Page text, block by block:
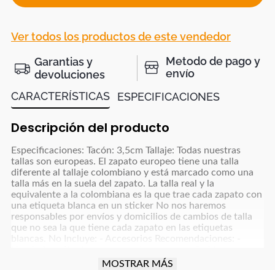
Ver todos los productos de este vendedor
Garantias y
devoluciones
Metodo de pago y
envío
CARACTERÍSTICAS
ESPECIFICACIONES
Descripción del producto
Especificaciones: Tacón: 3,5cm Tallaje: Todas nuestras
tallas son europeas. El zapato europeo tiene una talla
diferente al tallaje colombiano y está marcado como una
talla más en la suela del zapato. La talla real y la
equivalente a la colombiana es la que trae cada zapato con
una etiqueta blanca en un sticker No nos haremos
responsables por envíos y domicilios de cambios de talla
que no sea la que tiene cada zapato en las etiquetas
blancas. No Incluye: - Accesorios Recomendaciones: -
colores claros y paño oscuro para colores café, azul
MOSTRAR MÁS